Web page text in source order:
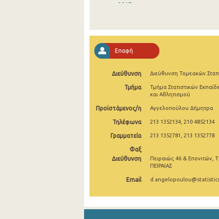
2017
Επαφή
Διεύθυνση Διεύθυνση Τομεακών
Τμήμα
Τμήμα Στατιστικών
και Αθλητισμού
Προϊστάμενος/η Αγγελοπούλου Δήμητρα
Τηλέφωνα 213 1352134, 210 4852134
Γραμματεία 213 1352781, 213 1352778
Φαξ
Διεύθυνση
Πειραιώς 46 & Επονιτών,
ΠΕΙΡΑΙΑΣ
Email